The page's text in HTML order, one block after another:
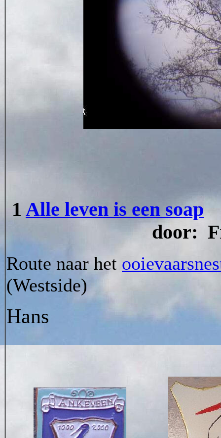
1 Alle leven is een soap
door:
Route naar het
(Westside)
Hans